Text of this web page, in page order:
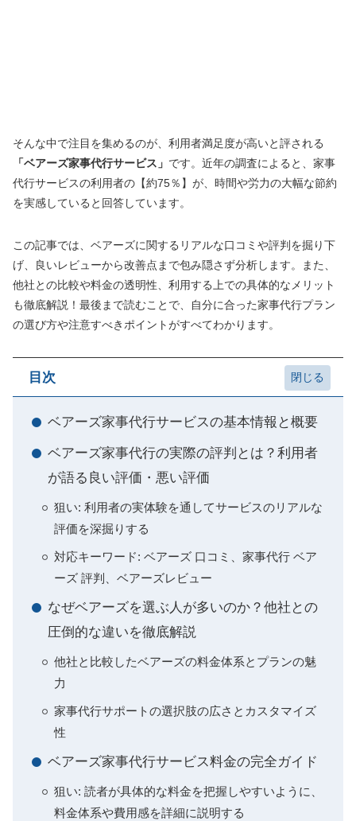
そんな中で注目を集めるのが、利用者満足度が高いと評される
「ベアーズ家事代行サービス」 です。近年の調査によると、家事
代行サービスの利用者の【約75％】が、時間や労力の大幅な節約
を実感していると回答しています。
この記事では、ベアーズに関するリアルな口コミや評判を掘り下
げ、良いレビューから改善点まで包み隠さず分析します。また、
他社との比較や料金の透明性、利用する上での具体的なメリット
も徹底解説！最後まで読むことで、自分に合った家事代行プラン
の選び方や注意すべきポイントがすべてわかります。
目次
ベアーズ家事代行サービスの基本情報と概要
ベアーズ家事代行の実際の評判とは？利用者
が語る良い評価・悪い評価
狙い: 利用者の実体験を通してサービスのリアルな
評価を深掘りする
対応キーワード: ベアーズ 口コミ、家事代行 ベア
ーズ 評判、ベアーズレビュー
なぜベアーズを選ぶ人が多いのか？他社との
圧倒的な違いを徹底解説
他社と比較したベアーズの料金体系とプランの魅
力
家事代行サポートの選択肢の広さとカスタマイズ
性
ベアーズ家事代行サービス料金の完全ガイド
狙い: 読者が具体的な料金を把握しやすいように、
料金体系や費用感を詳細に説明する